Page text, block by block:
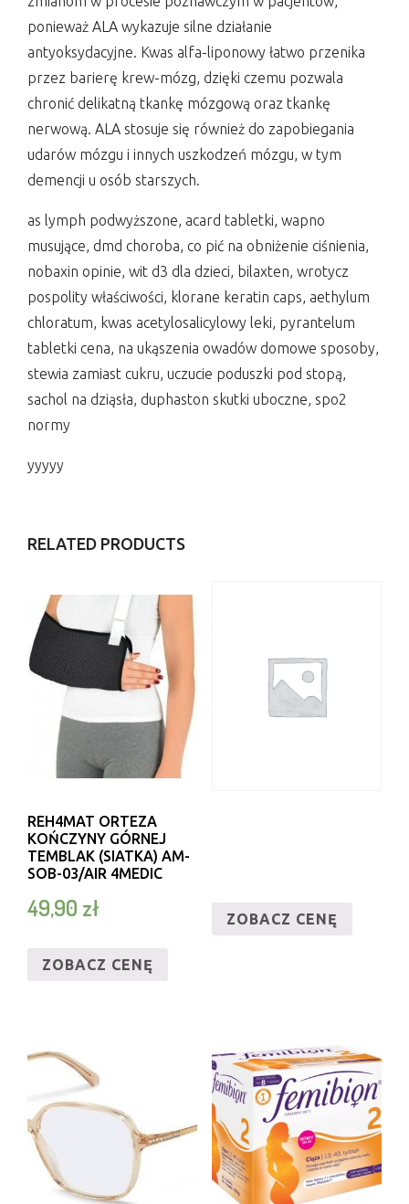
ponieważ ALA wykazuje silne działanie
antyoksydacyjne. Kwas alfa-liponowy łatwo przenika
przez barierę krew-mózg, dzięki czemu pozwala
chronić delikatną tkankę mózgową oraz tkankę
nerwową. ALA stosuje się również do zapobiegania
udarów mózgu i innych uszkodzeń mózgu, w tym
demencji u osób starszych.
as lymph podwyższone, acard tabletki, wapno
musujące, dmd choroba, co pić na obniżenie ciśnienia,
nobaxin opinie, wit d3 dla dzieci, bilaxten, wrotycz
pospolity właściwości, klorane keratin caps, aethylum
chloratum, kwas acetylosalicylowy leki, pyrantelum
tabletki cena, na ukąszenia owadów domowe sposoby,
stewia zamiast cukru, uczucie poduszki pod stopą,
sachol na dziąsła, duphaston skutki uboczne, spo2
normy
yyyyy
RELATED PRODUCTS
REH4MAT ORTEZA
KOŃCZYNY GÓRNEJ
TEMBLAK (SIATKA) AM-
SOB-03/AIR 4MEDIC
49,90 zł
ZOBACZ CENĘ
ZOBACZ CENĘ